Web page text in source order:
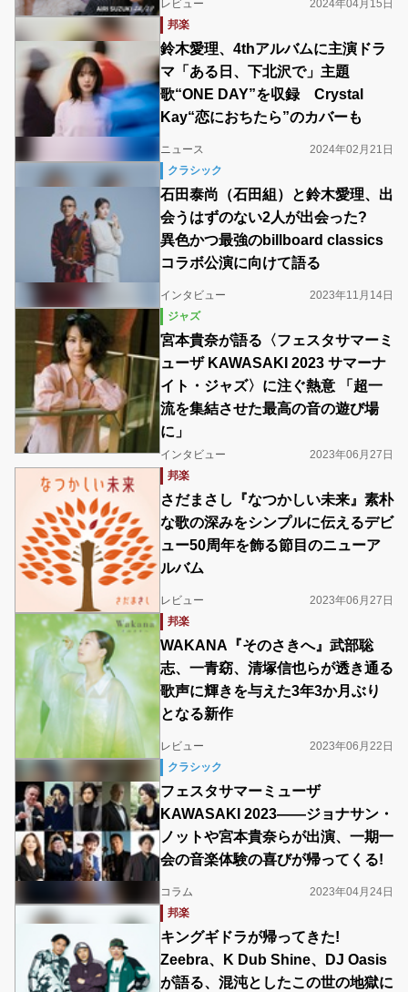
レビュー
2024年04月15日
邦楽
鈴木愛理、4thアルバムに主演ドラ
マ「ある日、下北沢で」主題
歌“ONE DAY”を収録 Crystal
Kay“恋におちたら”のカバーも
ニュース
2024年02月21日
クラシック
石田泰尚（石田組）と鈴木愛理、出
会うはずのない2人が出会った?
異色かつ最強のbillboard classics
コラボ公演に向けて語る
インタビュー
2023年11月14日
ジャズ
宮本貴奈が語る〈フェスタサマーミ
ューザ KAWASAKI 2023 サマーナ
イト・ジャズ〉に注ぐ熱意 「超一
流を集結させた最高の音の遊び場
に」
インタビュー
2023年06月27日
邦楽
さだまさし『なつかしい未来』素朴
な歌の深みをシンプルに伝えるデビ
ュー50周年を飾る節目のニューア
ルバム
レビュー
2023年06月27日
邦楽
WAKANA『そのさきへ』武部聡
志、一青窈、清塚信也らが透き通る
歌声に輝きを与えた3年3か月ぶり
となる新作
レビュー
2023年06月22日
クラシック
フェスタサマーミューザ
KAWASAKI 2023――ジョナサン・
ノットや宮本貴奈らが出演、一期一
会の音楽体験の喜びが帰ってくる!
コラム
2023年04月24日
邦楽
キングギドラが帰ってきた!
Zeebra、K Dub Shine、DJ Oasis
が語る、混沌としたこの世の地獄に